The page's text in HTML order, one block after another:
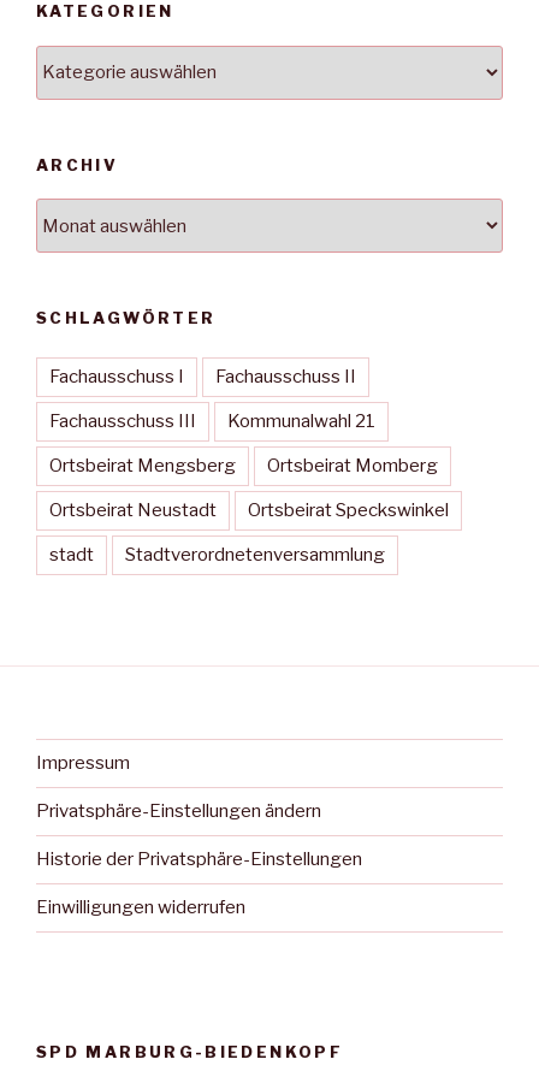
KATEGORIEN
ARCHIV
SCHLAGWÖRTER
Fachausschuss I Fachausschuss II
Fachausschuss III Kommunalwahl 21
Ortsbeirat Mengsberg Ortsbeirat Momberg
Ortsbeirat Neustadt Ortsbeirat Speckswinkel
stadt Stadtverordnetenversammlung
Impressum
Privatsphäre-Einstellungen ändern
Historie der Privatsphäre-Einstellungen
Einwilligungen widerrufen
SPD MARBURG-BIEDENKOPF